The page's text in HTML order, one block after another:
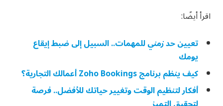
اقرأ أيضًا:
تعيين حد زمني للمهمات.. السبيل إلى ضبط إيقاع
يومك
كيف ينظم برنامج Zoho Bookings أعمالك التجارية؟
أفكار لتنظيم الوقت وتغيير حياتك للأفضل.. فرصة